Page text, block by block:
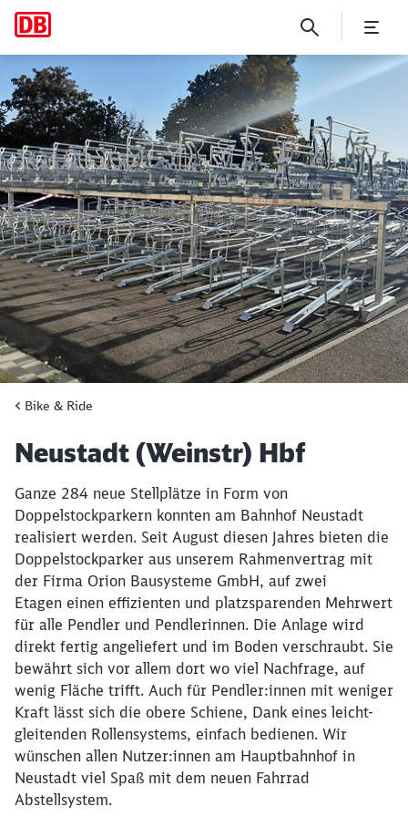
Neustadt (Weinstr) Hbf
Bike & Ride
Artikel:
Neustadt (Weinstr) Hbf
Ganze 284 neue Stellplätze in Form von
Doppelstockparkern konnten am Bahnhof Neustadt
realisiert werden. Seit August diesen Jahres bieten die
Doppelstockparker aus unserem Rahmenvertrag mit
der Firma Orion Bausysteme GmbH, auf zwei
Etagen einen effizienten und platzsparenden Mehrwert
für alle Pendler und Pendlerinnen. Die Anlage wird
direkt fertig angeliefert und im Boden verschraubt. Sie
bewährt sich vor allem dort wo viel Nachfrage, auf
wenig Fläche trifft. Auch für Pendler:innen mit weniger
Kraft lässt sich die obere Schiene, Dank eines leicht-
gleitenden Rollensystems, einfach bedienen. Wir
wünschen allen Nutzer:innen am Hauptbahnhof in
Neustadt viel Spaß mit dem neuen Fahrrad
Abstellsystem.